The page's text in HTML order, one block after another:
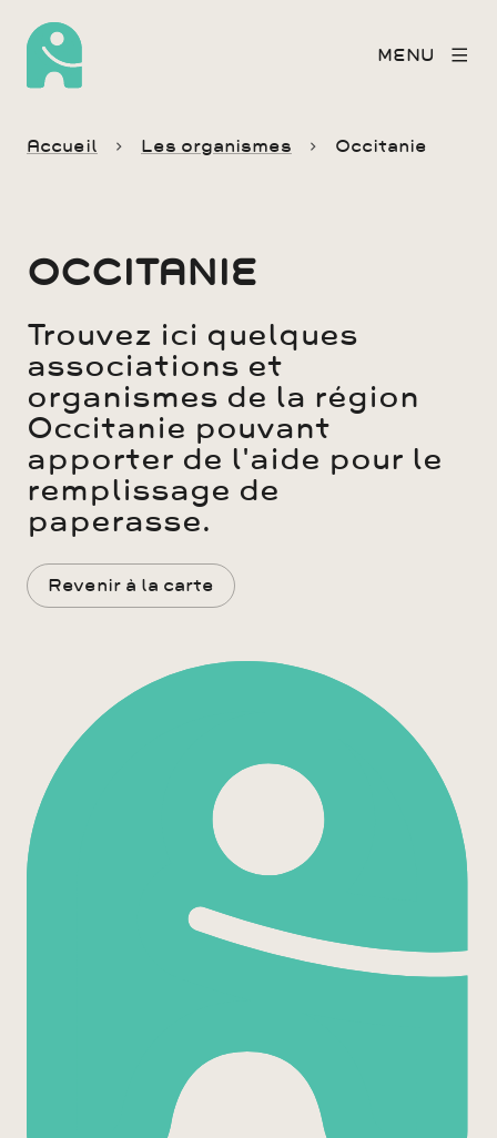
MENU
Accueil Les organismes Occitanie
OCCITANIE
Trouvez ici quelques
associations et
organismes de la région
Occitanie pouvant
apporter de l'aide pour le
remplissage de
paperasse.
Revenir à la carte